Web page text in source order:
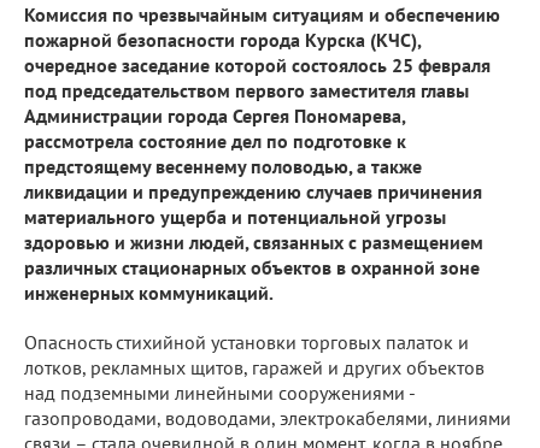
Комиссия по чрезвычайным ситуациям и обеспечению
пожарной безопасности города Курска (КЧС),
очередное заседание которой состоялось 25 февраля
под председательством первого заместителя главы
Администрации города Сергея Пономарева,
рассмотрела состояние дел по подготовке к
предстоящему весеннему половодью, а также
ликвидации и предупреждению случаев причинения
материального ущерба и потенциальной угрозы
здоровью и жизни людей, связанных с размещением
различных стационарных объектов в охранной зоне
инженерных коммуникаций.
Опасность стихийной установки торговых палаток и
лотков, рекламных щитов, гаражей и других объектов
над подземными линейными сооружениями -
газопроводами, водоводами, электрокабелями, линиями
связи – стала очевидной в один момент, когда в ноябре